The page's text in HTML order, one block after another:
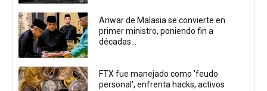
Anwar de Malasia se convierte en
primer ministro, poniendo fin a
décadas...
FTX fue manejado como 'feudo
personal', enfrenta hacks, activos